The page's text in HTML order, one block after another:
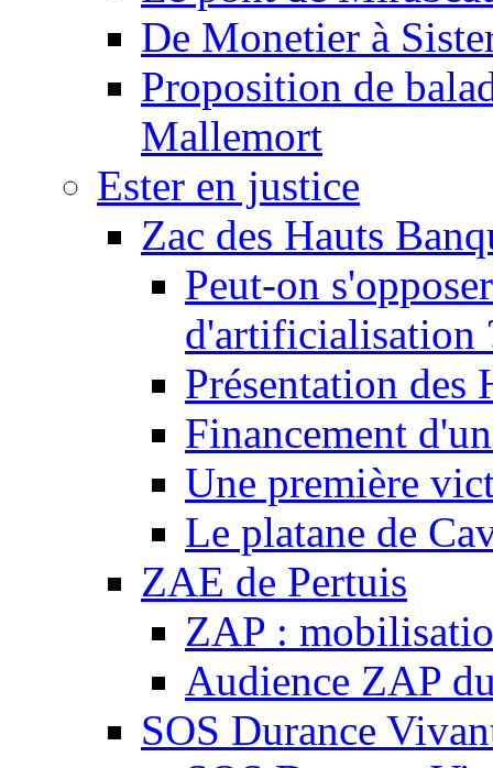
De Monetier à
Proposition de
Mallemort
Ester en justice
Zac des Hauts
Peut-on
d'artificialisation
Présentation des
Financement
Une première
Le platane de
ZAE de Pertuis
ZAP :
Audience ZAP
SOS Durance